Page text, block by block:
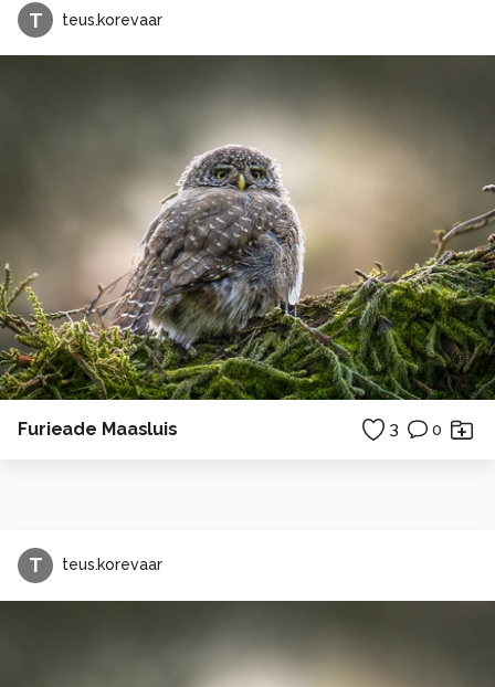
T teus.korevaar
Furieade Maasluis 3 0
T teus.korevaar